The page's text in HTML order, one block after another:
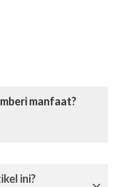
manfaat?
ini?